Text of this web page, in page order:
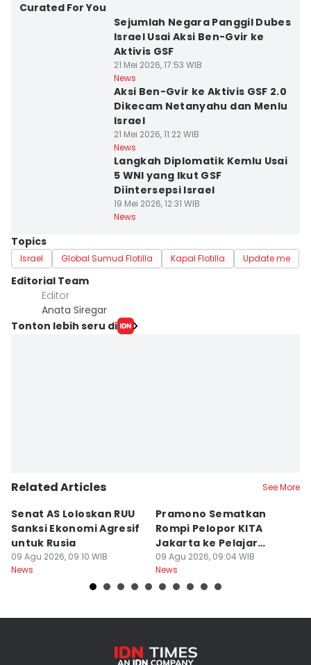
Curated For You
Sejumlah Negara Panggil Dubes
Israel Usai Aksi Ben-Gvir ke
Aktivis GSF
21 Mei 2026, 17:53 WIB
News
Aksi Ben-Gvir ke Aktivis GSF 2.0
Dikecam Netanyahu dan Menlu
Israel
21 Mei 2026, 11:22 WIB
News
Langkah Diplomatik Kemlu Usai
5 WNI yang Ikut GSF
Diintersepsi Israel
19 Mei 2026, 12:31 WIB
News
Topics
Israel Global Sumud Flotilla Kapal Flotilla Update me
Editorial Team
Editor
Anata Siregar
Tonton lebih seru di
Related Articles See More
Senat AS Loloskan RUU
Sanksi Ekonomi Agresif
untuk Rusia
09 Agu 2026, 09:10 WIB
News
Pramono Sematkan
Rompi Pelopor KITA
Jakarta ke Pelajar
hingga Ojol
09 Agu 2026, 09:04 WIB
News